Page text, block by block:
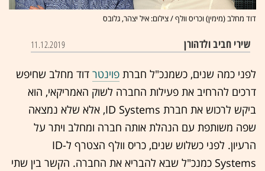
דוד מחלב (מימין) וכריס וולף / צילום: איל יצהר, גלובס
שירי חביב ולדהורן 11.12.2019
לפני כמה שנים, כשמנכ"ל חברת פוינטר דוד מחלב שחיפש
דרכים להרחיב את פעילות החברה לשוק האמריקאי, הוא
ביקש לרכוש את חברת ID Systems, אלא שלא נמצאה
שפה משותפת עם הנהלת אותה חברה ומחלב ויתר על
הרעיון. לפני כשלוש שנים, כריס וולף הצטרף ל-ID
Systems כמנכ"ל שבא להבריא את החברה. הקשר בין שתי